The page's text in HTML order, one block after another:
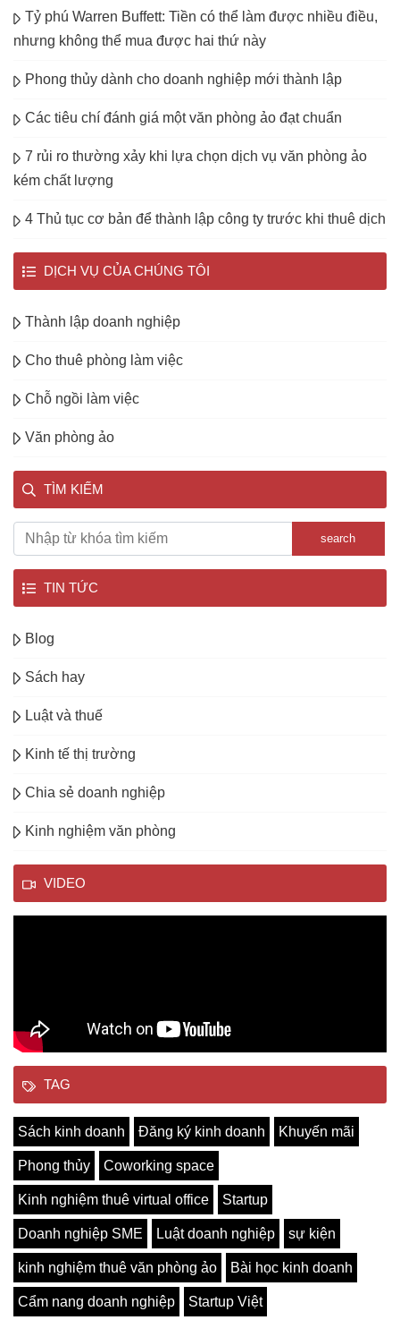
Tỷ phú Warren Buffett: Tiền có thể làm được nhiều điều,
nhưng không thể mua được hai thứ này
Phong thủy dành cho doanh nghiệp mới thành lập
Các tiêu chí đánh giá một văn phòng ảo đạt chuẩn
7 rủi ro thường xảy khi lựa chọn dịch vụ văn phòng ảo
kém chất lượng
4 Thủ tục cơ bản để thành lập công ty trước khi thuê dịch
DỊCH VỤ CỦA CHÚNG TÔI
Thành lập doanh nghiệp
Cho thuê phòng làm việc
Chỗ ngồi làm việc
Văn phòng ảo
TÌM KIẾM
search
TIN TỨC
Blog
Sách hay
Luật và thuế
Kinh tế thị trường
Chia sẻ doanh nghiệp
Kinh nghiệm văn phòng
VIDEO
TAG
Sách kinh doanh Đăng ký kinh doanh Khuyến mãi
Phong thủy Coworking space
Kinh nghiệm thuê virtual office Startup
Doanh nghiệp SME Luật doanh nghiệp sự kiện
kinh nghiệm thuê văn phòng ảo Bài học kinh doanh
Cẩm nang doanh nghiệp Startup Việt